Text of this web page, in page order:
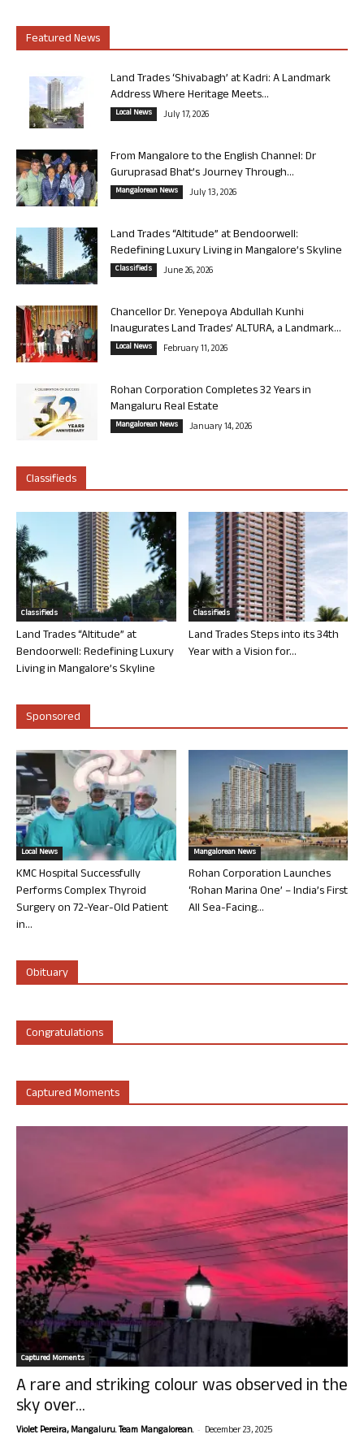
Featured News
Land Trades ‘Shivabagh’ at Kadri: A Landmark
Address Where Heritage Meets...
Local News July 17, 2026
From Mangalore to the English Channel: Dr
Guruprasad Bhat’s Journey Through...
Mangalorean News July 13, 2026
Land Trades “Altitude” at Bendoorwell:
Redefining Luxury Living in Mangalore’s Skyline
Classifieds June 26, 2026
Chancellor Dr. Yenepoya Abdullah Kunhi
Inaugurates Land Trades’ ALTURA, a Landmark...
Local News February 11, 2026
Rohan Corporation Completes 32 Years in
Mangaluru Real Estate
Mangalorean News January 14, 2026
Classifieds
Classifieds
Land Trades “Altitude” at
Bendoorwell: Redefining Luxury
Living in Mangalore’s Skyline
Classifieds
Land Trades Steps into its 34th
Year with a Vision for...
Sponsored
Local News
KMC Hospital Successfully
Performs Complex Thyroid
Surgery on 72-Year-Old Patient
in...
Mangalorean News
Rohan Corporation Launches
‘Rohan Marina One’ – India’s First
All Sea-Facing...
Obituary
Congratulations
Captured Moments
Captured Moments
A rare and striking colour was observed in the
sky over...
Violet Pereira, Mangaluru. Team Mangalorean. - December 23, 2025